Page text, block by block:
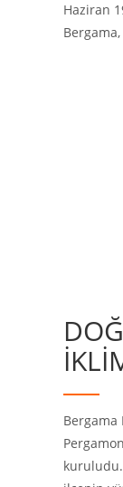
Haziran
Bergama